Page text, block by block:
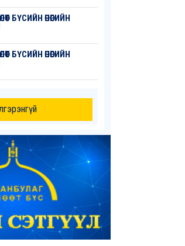
БҮСИЙН ӨНӨӨГИЙН
БҮСИЙН ӨНӨӨГИЙН